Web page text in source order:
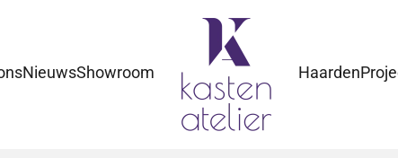
NieuwsShowroom Haarden